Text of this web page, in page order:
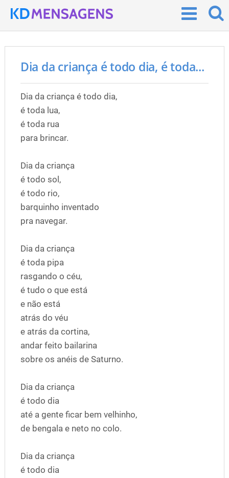
Dia da criança é todo dia, é toda...
Dia da criança é todo dia,
é toda lua,
é toda rua
para brincar.
Dia da criança
é todo sol,
é todo rio,
barquinho inventado
pra navegar.
Dia da criança
é toda pipa
rasgando o céu,
é tudo o que está
e não está
atrás do véu
e atrás da cortina,
andar feito bailarina
sobre os anéis de Saturno.
Dia da criança
é todo dia
até a gente ficar bem velhinho,
de bengala e neto no colo.
Dia da criança
é todo dia